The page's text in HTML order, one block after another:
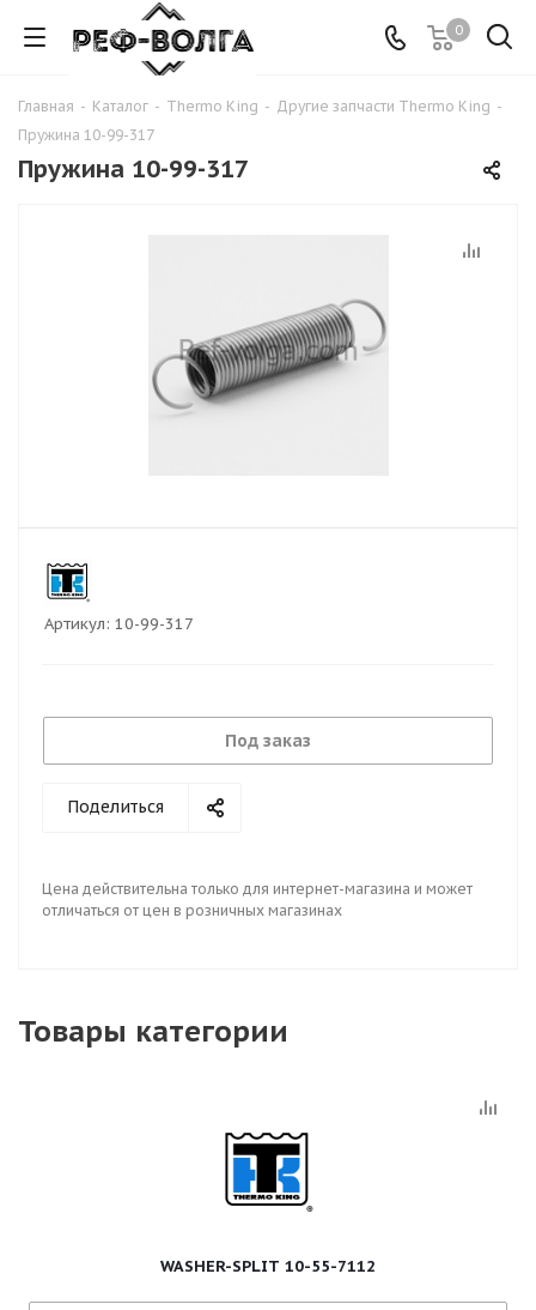
0
Главная - Каталог - Thermo King - Другие запчасти Thermo King -
Пружина 10-99-317
Пружина 10-99-317
Артикул: 10-99-317
Под заказ
Поделиться
Цена действительна только для интернет-магазина и может
отличаться от цен в розничных магазинах
Товары категории
WASHER-SPLIT 10-55-7112